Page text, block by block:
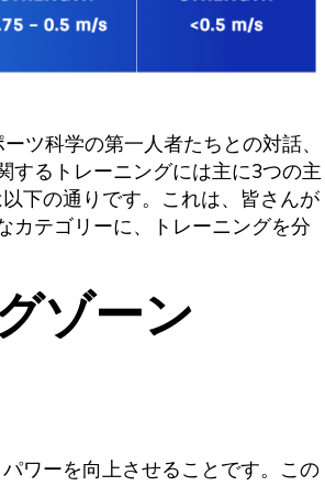
ツ科学の第一人者たちとの対話、
するトレーニングには主に3つの主
下の通りです。これは、皆さんが
カテゴリーに、トレーニングを分
ゾーン
ワーを向上させることです。この